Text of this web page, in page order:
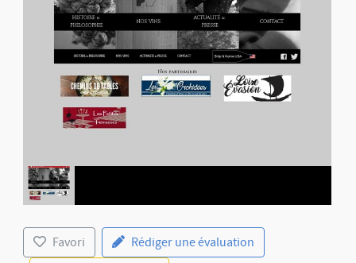
Favori
Rédiger une évaluation